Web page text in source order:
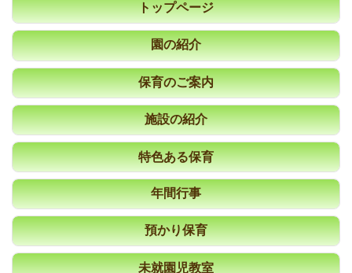
トップページ
園の紹介
保育のご案内
施設の紹介
特色ある保育
年間行事
預かり保育
未就園児教室